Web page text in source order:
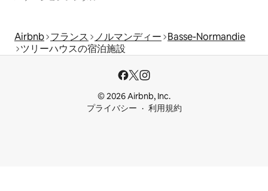
Airbnb フランス ノルマンディー Basse-Normandie
ツリーハウスの宿泊施設
© 2026 Airbnb, Inc.
プライバシー
利用規約